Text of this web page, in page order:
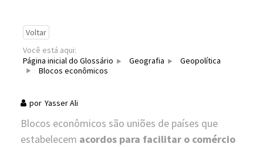
Voltar
Você está aqui:
Página inicial do Glossário
Geografia
Geopolítica
Blocos econômicos
por Yasser Ali
Blocos econômicos são uniões de países que
estabelecem acordos para facilitar o comércio